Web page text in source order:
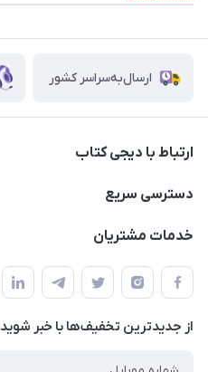
ارسال‌به‌سراسر کشور
ارتباط با دیجی کتاب
021-66483376
پلیس امنیت .پلاک 150 (🚷 فروش فقط به صورت آنلاین)
دسترسی سریع
کتاب (دسته‌بندی)
ناشران همکار
نویسندگان و مترجمان
خدمات مشتریان
راهنما
پیگیری سفارشات
رهگیری مرسولات پستی
ارسال تیکت پشتیبانی
از جدید‌ترین تخفیف‌ها با‌ خبر شوید